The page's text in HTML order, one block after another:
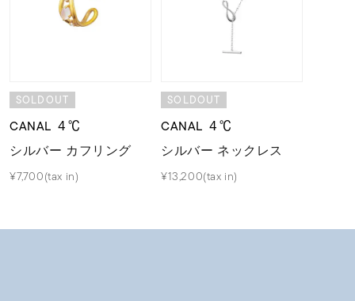
SOLDOUT
CANAL ４℃
シルバー カフリング
¥7,700(tax in)
SOLDOUT
CANAL ４℃
シルバー ネックレス
¥13,200(tax in)